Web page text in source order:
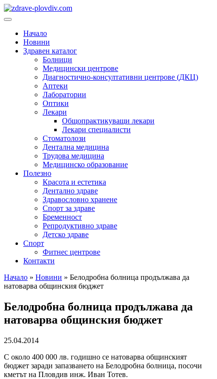
Преминете
към
Основно
Начало
Новини
Здравен каталог
Болници
Медицински центрове
Диагностично-консултативни центрове (ДКЦ)
Аптеки
Лаборатории
Оптики
Лекари
Общопрактикуващи лекари
Лекари специалисти
Стоматолози
Дентална медицина
Трудова медицина
Медицинско образование
Полезно
Красота и естетика
Дентално здраве
Здравословно хранене
Спорт за здраве
Бременност
Репродуктивно здраве
Детско здраве
Спорт
Фитнес центрове
Контакти
Начало » Новини » Белодробна болница продължава да
натоварва общинския бюджет
Белодробна болница продължава да
натоварва общинския бюджет
25.04.2014
С около 400 000 лв. годишно се натоварва общинският
бюджет заради запазването на Белодробна болница, посочи
кметът на Пловдив инж. Иван Тотев.